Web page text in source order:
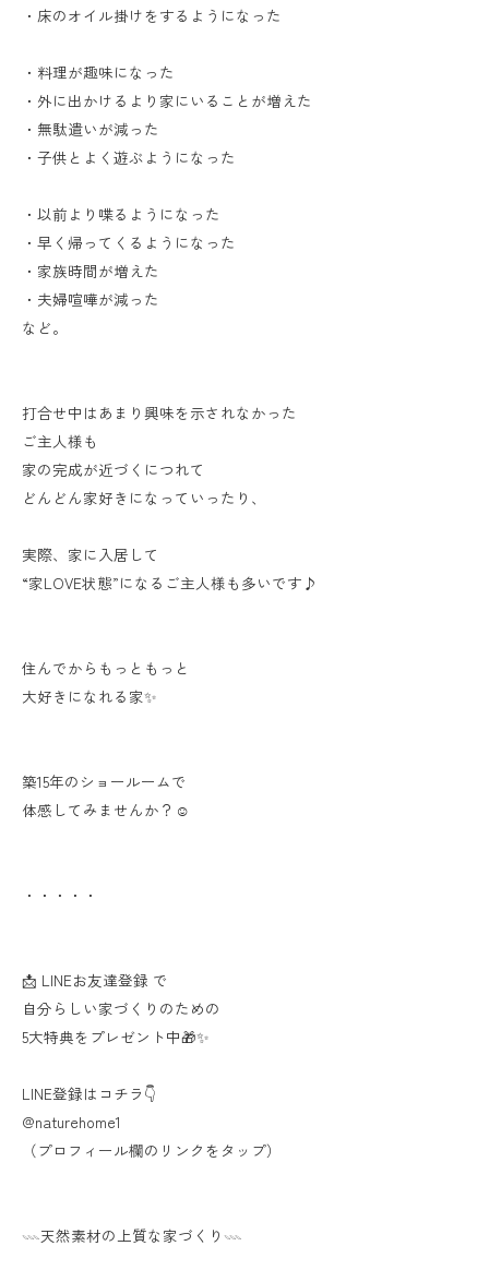
・床のオイル掛けをするようになった
・料理が趣味になった
・外に出かけるより家にいることが増えた
・無駄遣いが減った
・子供とよく遊ぶようになった
・以前より喋るようになった
・早く帰ってくるようになった
・家族時間が増えた
・夫婦喧嘩が減った
など。
打合せ中はあまり興味を示されなかった
ご主人様も
家の完成が近づくにつれて
どんどん家好きになっていったり、
実際、家に入居して
“家LOVE状態”になるご主人様も多いです♪
住んでからもっともっと
大好きになれる家✨
築15年のショールームで
体感してみませんか？☺️
・・・・・
📩 LINEお友達登録 で
自分らしい家づくりのための
5大特典をプレゼント中🎁✨
LINE登録はコチラ👇
@naturehome1
（プロフィール欄のリンクをタップ）
𓇠天然素材の上質な家づくり𓇠